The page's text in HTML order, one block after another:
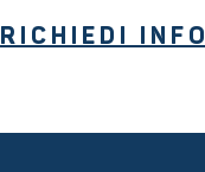
RICHIEDI INFO